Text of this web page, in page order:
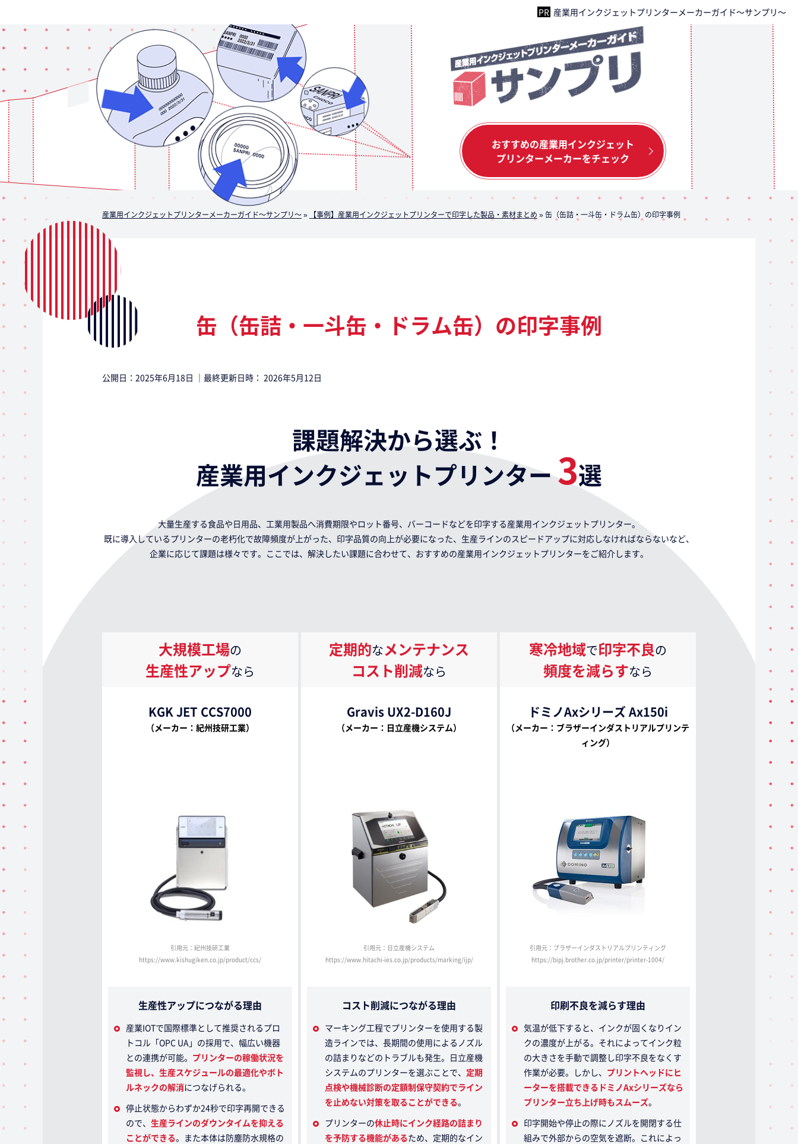
産業用インクジェットプリンターメーカーガイド～サンプリ～
おすすめの産業用インクジェット
プリンターメーカーをチェック
産業用インクジェットプリンターメーカーガイド～サンプリ～» 【事例】産業用インクジェットプリンターで印字した製品・素材まとめ »缶（缶詰・一斗缶・ドラム缶）の印字事例
缶（缶詰・一斗缶・ドラム缶）の印字事例
公開日： 2025年6月18日 ｜最終更新日時： 2026年5月12日
課題解決から選ぶ！
産業用インクジェットプリンター3選
大量生産する食品や日用品、工業用製品へ消費期限やロット番号、バーコードなどを印字する産業用インクジェットプリンター。
既に導入しているプリンターの老朽化で故障頻度が上がった、印字品質の向上が必要になった、生産ラインのスピードアップに対応しなければならないなど、
企業に応じて課題は様々です。ここでは、解決したい課題に合わせて、おすすめの産業用インクジェットプリンターをご紹介します。
大規模工場の
生産性アップなら
KGK JET CCS7000
（メーカー：紀州技研工業）
引用元：紀州技研工業
https://www.kishugiken.co.jp/product/ccs/
生産性アップにつながる理由
産業IOTで国際標準として推奨されるプロ
トコル「OPC UA」の採用で、幅広い機器
との連携が可能。 プリンターの稼働状況を
監視し、生産スケジュールの最適化やボト
ルネックの解消につなげられる。
停止状態からわずか24秒で印字再開できる
ので、 生産ラインのダウンタイムを抑える
ことができる。また本体は防塵防水規格の
定期的なメンテナンス
コスト削減なら
Gravis UX2-D160J
（メーカー：日立産機システム）
引用元：日立産機システム
https://www.hitachi-ies.co.jp/products/marking/ijp/
コスト削減につながる理由
マーキング工程でプリンターを使用する製
造ラインでは、長期間の使用によるノズル
の詰まりなどのトラブルも発生。日立産機
システムのプリンターを選ぶことで、 定期
点検や機械診断の定額制保守契約でライン
を止めない対策を取ることができる。
プリンターの休止時にインク経路の詰まり
を予防する機能があるため、定期的なイン
寒冷地域で印字不良の
頻度を減らすなら
ドミノAxシリーズ Ax150i
（メーカー：ブラザーインダストリアルプリンテ
ィング）
引用元：ブラザーインダストリアルプリンティング
https://bipj.brother.co.jp/printer/printer-1004/
印刷不良を減らす理由
気温が低下すると、インクが固くなりイン
クの濃度が上がる。それによってインク粒
の大きさを手動で調整し印字不良をなくす
作業が必要。しかし、 プリントヘッドにヒ
ーターを搭載できるドミノAxシリーズなら
プリンター立ち上げ時もスムーズ。
印字開始や停止の際にノズルを開閉する仕
組みで外部からの空気を遮断。これによっ